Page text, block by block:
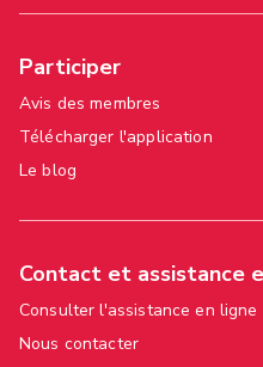
Participer
Avis des membres
Télécharger l'application
Le blog
Contact et assistance
Consulter l'assistance en ligne
Nous contacter